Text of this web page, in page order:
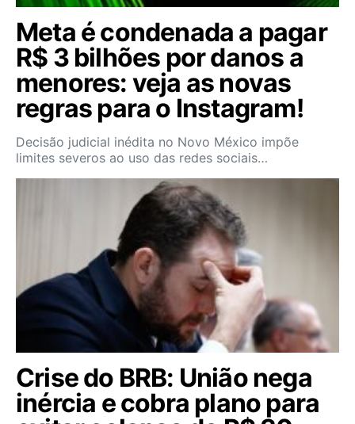
Meta é condenada a pagar
R$ 3 bilhões por danos a
menores: veja as novas
regras para o Instagram!
Decisão judicial inédita no Novo México impõe
limites severos ao uso das redes sociais…
Crise do BRB: União nega
inércia e cobra plano para